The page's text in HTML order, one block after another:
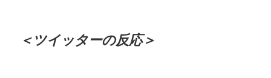
＜ツイッターの反応＞